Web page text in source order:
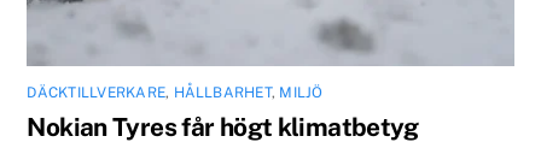
DÄCKTILLVERKARE, HÅLLBARHET, MILJÖ
Nokian Tyres får högt klimatbetyg